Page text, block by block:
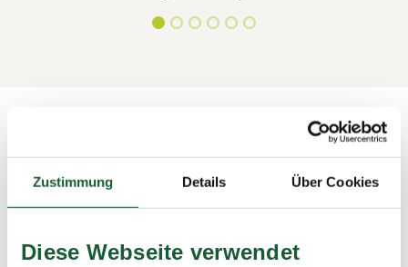
Zustimmung Details Über Cookies
Diese Webseite verwendet
Alle Leistungen für Steuerring-
Mitglieder im Detail
Unterlagen sichten, Formulare ausfüllen,
übernehmen alle Arbeiten rund um die Steuererklärung und